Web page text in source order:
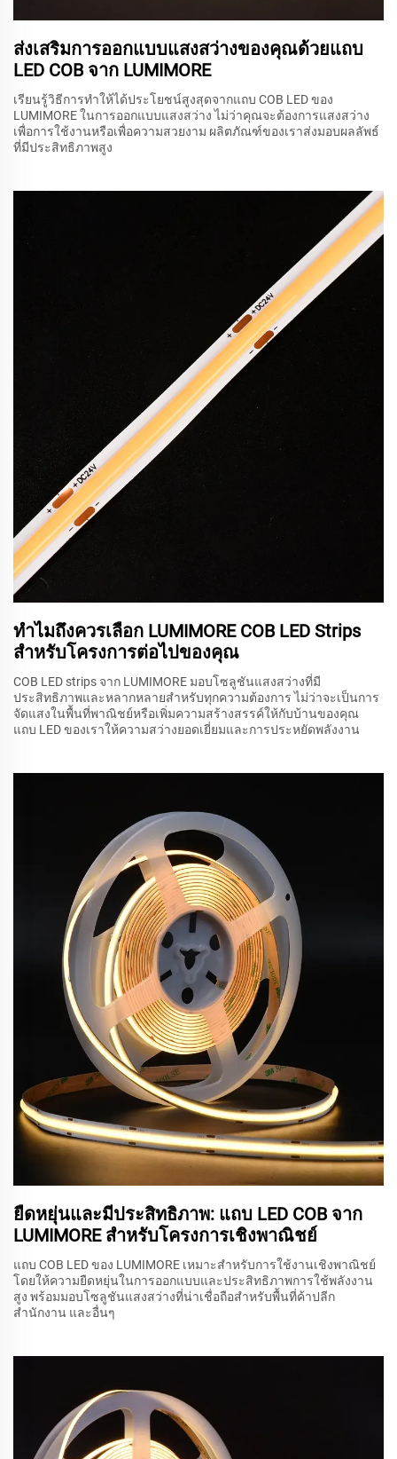
ส่งเสริมการออกแบบแสงสว่างของคุณด้วยแถบ
LED COB จาก LUMIMORE
เรียนรู้วิธีการทำให้ได้ประโยชน์สูงสุดจากแถบ COB LED ของ
LUMIMORE ในการออกแบบแสงสว่าง ไม่ว่าคุณจะต้องการแสงสว่าง
เพื่อการใช้งานหรือเพื่อความสวยงาม ผลิตภัณฑ์ของเราส่งมอบผลลัพธ์
ที่มีประสิทธิภาพสูง
ทำไมถึงควรเลือก LUMIMORE COB LED Strips
สำหรับโครงการต่อไปของคุณ
COB LED strips จาก LUMIMORE มอบโซลูชันแสงสว่างที่มี
ประสิทธิภาพและหลากหลายสำหรับทุกความต้องการ ไม่ว่าจะเป็นการ
จัดแสงในพื้นที่พาณิชย์หรือเพิ่มความสร้างสรรค์ให้กับบ้านของคุณ
แถบ LED ของเราให้ความสว่างยอดเยี่ยมและการประหยัดพลังงาน
ยืดหยุ่นและมีประสิทธิภาพ: แถบ LED COB จาก
LUMIMORE สำหรับโครงการเชิงพาณิชย์
แถบ COB LED ของ LUMIMORE เหมาะสำหรับการใช้งานเชิงพาณิชย์
โดยให้ความยืดหยุ่นในการออกแบบและประสิทธิภาพการใช้พลังงาน
สูง พร้อมมอบโซลูชันแสงสว่างที่น่าเชื่อถือสำหรับพื้นที่ค้าปลีก
สำนักงาน และอื่นๆ